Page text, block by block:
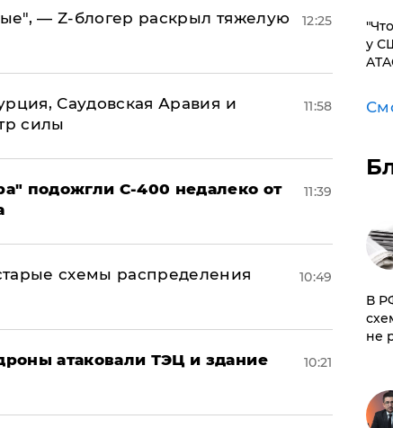
— Z-блогер раскрыл тяжелую
12:25
Саудовская Аравия и
силы
11:58
подожгли С-400 недалеко от
11:39
схемы распределения
10:49
атаковали ТЭЦ и здание
10:21
у
​В
не